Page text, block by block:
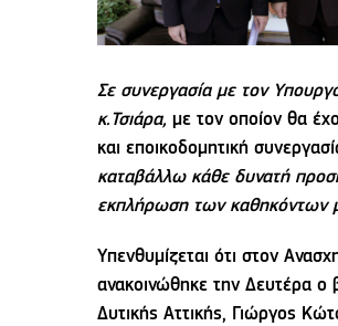
Σε συνεργασία με τον
κ.Τσιάρα,με τον οποίον θα
και εποικοδομητική
καταβάλλω κάθε δυνατή
εκπλήρωση των καθηκόντων
Υπενθυμίζεται ότι στον
ανακοινώθηκε την Δευτέρα ο
Δυτικής Αττικής, Γιώργος